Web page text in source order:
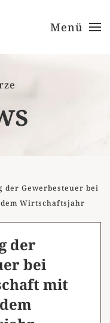
Menü
der Gewerbesteuer bei
Wirtschaftsjahr
der
bei
mit